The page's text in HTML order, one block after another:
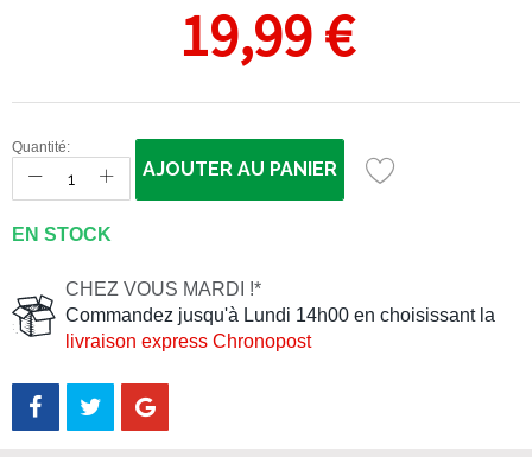
19,99 €
Quantité:
AJOUTER AU PANIER
EN STOCK
CHEZ VOUS MARDI !*
Commandez jusqu'à Lundi 14h00 en choisissant la
livraison express Chronopost